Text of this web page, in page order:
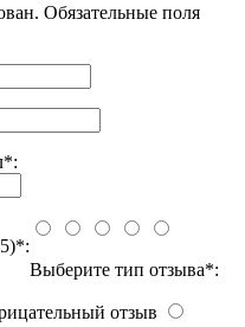
Обязательные поля
Выберите тип отзыва*:
отзыв